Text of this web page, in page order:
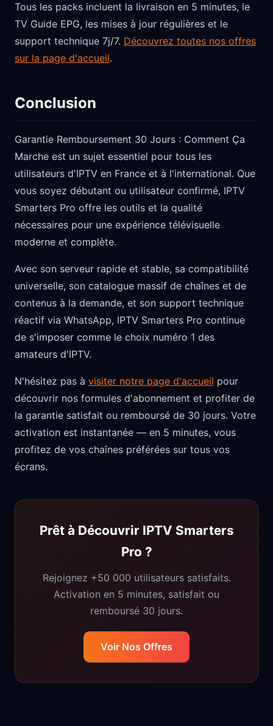
Tous les packs incluent la livraison en 5 minutes, le
TV Guide EPG, les mises à jour régulières et le
support technique 7j/7. Découvrez toutes nos offres
sur la page d'accueil.
Conclusion
Garantie Remboursement 30 Jours : Comment Ça
Marche est un sujet essentiel pour tous les
utilisateurs d'IPTV en France et à l'international. Que
vous soyez débutant ou utilisateur confirmé, IPTV
Smarters Pro offre les outils et la qualité
nécessaires pour une expérience télévisuelle
moderne et complète.
Avec son serveur rapide et stable, sa compatibilité
universelle, son catalogue massif de chaînes et de
contenus à la demande, et son support technique
réactif via WhatsApp, IPTV Smarters Pro continue
de s'imposer comme le choix numéro 1 des
amateurs d'IPTV.
N'hésitez pas à visiter notre page d'accueil pour
découvrir nos formules d'abonnement et profiter de
la garantie satisfait ou remboursé de 30 jours. Votre
activation est instantanée — en 5 minutes, vous
profitez de vos chaînes préférées sur tous vos
écrans.
Prêt à Découvrir IPTV Smarters
Pro ?
Rejoignez +50 000 utilisateurs satisfaits.
Activation en 5 minutes, satisfait ou
remboursé 30 jours.
Voir Nos Offres